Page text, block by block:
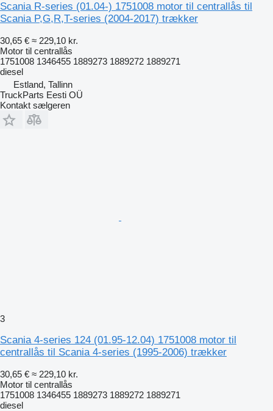
Scania R-series (01.04-) 1751008 motor til centrallås til
Scania P,G,R,T-series (2004-2017) trækker
30,65 € ≈ 229,10 kr.
Motor til centrallås
1751008 1346455 1889273 1889272 1889271
diesel
Estland, Tallinn
TruckParts Eesti OÜ
Kontakt sælgeren
3
Scania 4-series 124 (01.95-12.04) 1751008 motor til
centrallås til Scania 4-series (1995-2006) trækker
30,65 € ≈ 229,10 kr.
Motor til centrallås
1751008 1346455 1889273 1889272 1889271
diesel